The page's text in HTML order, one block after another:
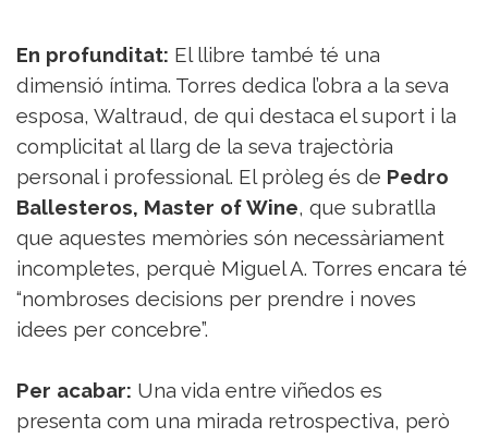
En profunditat: El llibre també té una
dimensió íntima. Torres dedica l’obra a la seva
esposa, Waltraud, de qui destaca el suport i la
complicitat al llarg de la seva trajectòria
personal i professional. El pròleg és de Pedro
Ballesteros, Master of Wine, que subratlla
que aquestes memòries són necessàriament
incompletes, perquè Miguel A. Torres encara té
“nombroses decisions per prendre i noves
idees per concebre”.
Per acabar: Una vida entre viñedos es
presenta com una mirada retrospectiva, però